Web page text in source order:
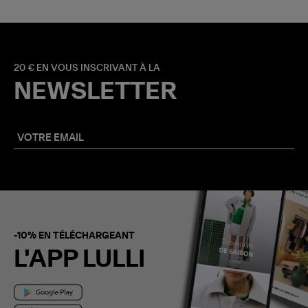
20 € EN VOUS INSCRIVANT À LA
NEWSLETTER
-10% EN TÉLÉCHARGEANT
L'APP LULLI